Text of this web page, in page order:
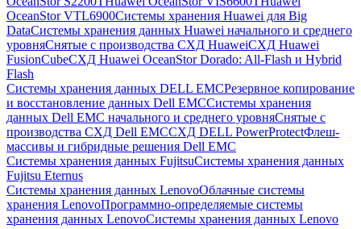
OceanStor VTL6900Системы хранения Huawei для Big
DataСистемы хранения данных Huawei начального и среднего
уровняСнятые с производства СХД HuaweiСХД Huawei
FusionCubeСХД Huawei OceanStor Dorado: All-Flash и Hybrid
Flash
Системы хранения данных DELL EMCРезервное копирование
и восстановление данных Dell EMCСистемы хранения
данных Dell EMC начального и среднего уровняСнятые с
производства СХД Dell EMCСХД DELL PowerProtectФлеш-
массивы и гибридные решения Dell EMC
Системы хранения данных FujitsuСистемы хранения данных
Fujitsu Eternus
Системы хранения данных LenovoОблачные системы
хранения LenovoПрограммно-определяемые системы
хранения данных LenovoСистемы хранения данных Lenovo